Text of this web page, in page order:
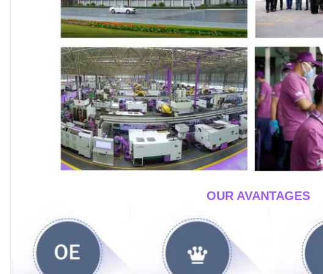
____OUR AVANTAGES__